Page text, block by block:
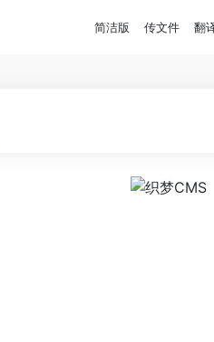
简洁版 传文件 翻